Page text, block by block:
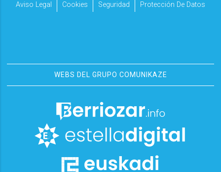
Aviso Legal
Cookies Seguridad Protección De Datos
WEBS DEL GRUPO COMUNIKAZE